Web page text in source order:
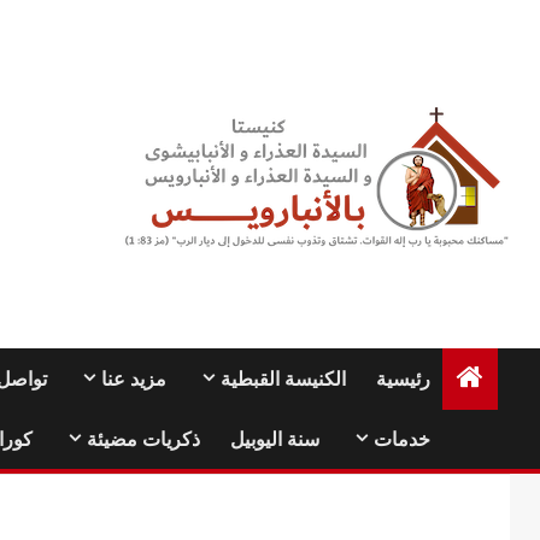
رئيسية الكنيسة القبطية مزيد عنا
خدمات سنة اليوبيل ذكريات مضيئة